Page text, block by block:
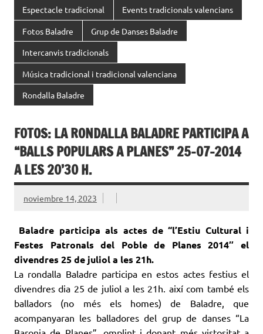
Espectacle tradicional Events tradicionals valencians
Fotos Baladre Grup de Danses Baladre
Intercanvis tradicionals
Música tradicional i tradicional valenciana
Rondalla Baladre
FOTOS: LA RONDALLA BALADRE PARTICIPA A
“BALLS POPULARS A PLANES” 25-07-2014
A LES 20’30 H.
noviembre 14, 2023
Baladre participa als actes de “l’Estiu Cultural i
Festes Patronals del Poble de Planes 2014″ el
divendres 25 de juliol a les 21h.
La rondalla Baladre participa en estos actes festius el
divendres dia 25 de juliol a les 21h. així com també els
balladors (no més els homes) de Baladre, que
acompanyaran les balladores del grup de danses “La